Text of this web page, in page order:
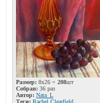
Размер: 8x26 = 208шт
Собран: 36 раз
Автор: Nata_L
Теги: Rachel Clearfield